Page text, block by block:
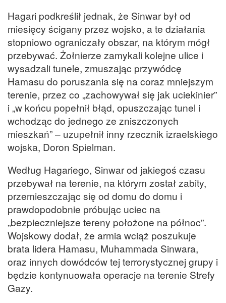
Hagari podkreślił jednak, że Sinwar był od
miesięcy ścigany przez wojsko, a te działania
stopniowo ograniczały obszar, na którym mógł
przebywać. Żołnierze zamykali kolejne ulice i
wysadzali tunele, zmuszając przywódcę
Hamasu do poruszania się na coraz mniejszym
terenie, przez co „zachowywał się jak uciekinier”
i „w końcu popełnił błąd, opuszczając tunel i
wchodząc do jednego ze zniszczonych
mieszkań” – uzupełnił inny rzecznik izraelskiego
wojska, Doron Spielman.
Według Hagariego, Sinwar od jakiegoś czasu
przebywał na terenie, na którym został zabity,
przemieszczając się od domu do domu i
prawdopodobnie próbując uciec na
„bezpieczniejsze tereny położone na północ”.
Wojskowy dodał, że armia wciąż poszukuje
brata lidera Hamasu, Muhammada Sinwara,
oraz innych dowódców tej terrorystycznej grupy i
będzie kontynuowała operacje na terenie Strefy
Gazy.